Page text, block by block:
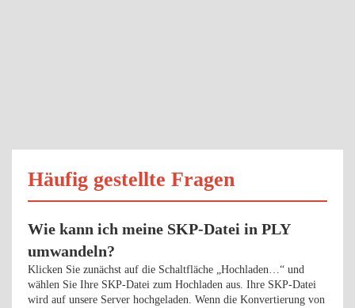
Häufig gestellte Fragen
Wie kann ich meine SKP-Datei in PLY
umwandeln?
Klicken Sie zunächst auf die Schaltfläche „Hochladen…“ und
wählen Sie Ihre SKP-Datei zum Hochladen aus. Ihre SKP-Datei
wird auf unsere Server hochgeladen. Wenn die Konvertierung von